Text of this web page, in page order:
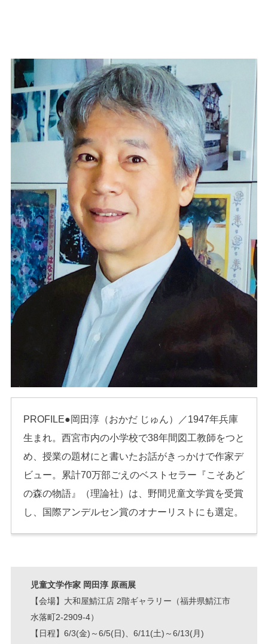
PROFILE●岡田淳（おかだ じゅん）／1947年兵庫
生まれ。西宮市内の小学校で38年間図工教師をつと
め、授業の題材にと書いたお話がきっかけで作家デ
ビュー。累計70万部ごえのベストセラー『こそあど
の森の物語』（理論社）は、野間児童文学賞を受賞
し、国際アンデルセン賞のオナーリストにも選定。
児童文学作家 岡田淳 原画展
【会場】大和屋鯖江店 2階ギャラリー（福井県鯖江市
水落町2-2909-4）
【日程】6/3(金)～6/5(日)、6/11(土)～6/13(月)